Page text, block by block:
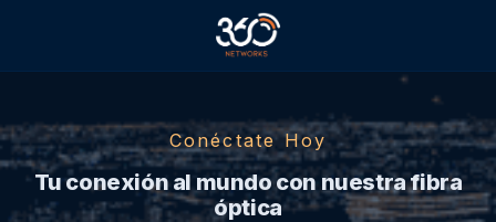
Conéctate Hoy
Tu conexión al mundo con nuestra fibra
óptica